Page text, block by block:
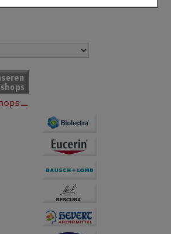
noch ansprechender zu gestalten,
die Wiedererkennung des
(z.B. Spracheinstellung)
Cookies ermöglichen es uns
zugeschrittene Inhalte
Partnerprogramm zu
mit deren Hilfe wir unsere
aber auch die Werbung auf
relevant für Sie zu gestalten.
dass Daten hierfür teilweise an
oder soziale Medien